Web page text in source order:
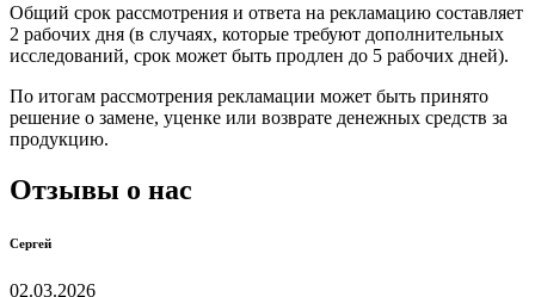
Общий срок рассмотрения и ответа на рекламацию составляет
2 рабочих дня (в случаях, которые требуют дополнительных
исследований, срок может быть продлен до 5 рабочих дней).
По итогам рассмотрения рекламации может быть принято
решение о замене, уценке или возврате денежных средств за
продукцию.
Отзывы о нас
Сергей
02.03.2026